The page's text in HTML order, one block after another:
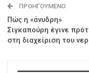
ΠΡΟΗΓΟΎΜΕΝΟ
Πώς η «άνυδρη»
Σιγκαπούρη έγινε
στη διαχείριση του